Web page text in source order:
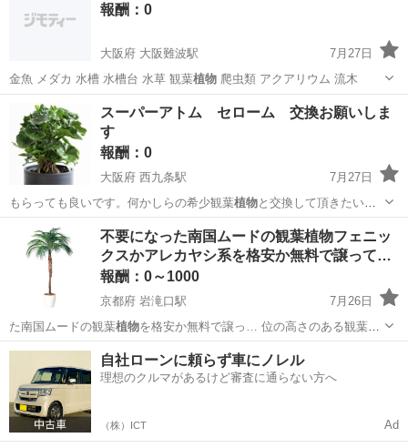
ク,ヘッドスパ...
報酬：0
大阪府 大阪難波駅
7月27日
金魚 メダカ 水槽 水槽台 水草 観葉植物爬虫類 アクアリウム 流木
大阪 大阪難波駅 買いたい/ください 熱帯
スーパーアトム セローム 交換お願いしま
す
報酬：0
大阪府 西九条駅
7月27日
もらっても良いです。何かしらの希少観葉植物と交換して頂きたいで
す お気軽にお問い…
大阪 大阪市 西九条駅 交換したい
不要になった南国ムードの観葉植物フェニッ
クスかアレカヤシ系を格安か無料で譲って…
報酬：0～1000
京都府 岩滝口駅
7月26日
た南国ムードの観葉植物を格安か無料で譲っ… 位の高さのある観葉植
物フェニックスかアレ…
京都 宮津市 岩滝口駅 買いたい/ください
自社ローンに頼らず車にノレル
理想のクルマがあるけど審査に通らない方へ
（株）ICT Ad